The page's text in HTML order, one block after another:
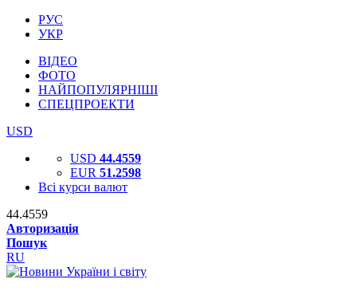
РУС
УКР
ВІДЕО
ФОТО
НАЙПОПУЛЯРНІШІ
СПЕЦПРОЕКТИ
USD
USD 44.4559
EUR 51.2598
Всі курси валют
44.4559
Авторизація
Пошук
RU